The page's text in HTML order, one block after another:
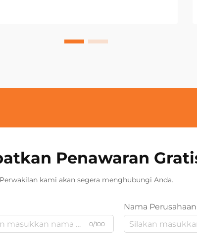
Penawaran
Perwakilan kami akan segera menghubungi Anda.
0/100
Nama Perusahaan